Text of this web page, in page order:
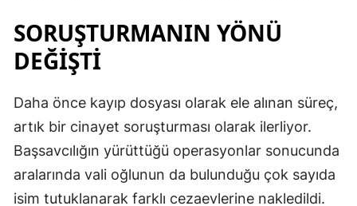
SORUŞTURMANIN YÖNÜ
DEĞİŞTİ
Daha önce kayıp dosyası olarak ele alınan süreç,
artık bir cinayet soruşturması olarak ilerliyor.
Başsavcılığın yürüttüğü operasyonlar sonucunda
aralarında vali oğlunun da bulunduğu çok sayıda
isim tutuklanarak farklı cezaevlerine nakledildi.